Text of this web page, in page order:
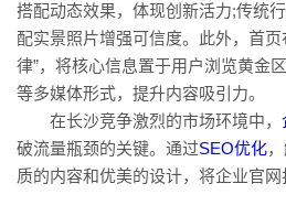
搭配动态效果，体现创新活力;传统
配实景照片增强可信度。此外，首
律”，将核心信息置于用户浏览黄金
等多媒体形式，提升内容吸引力。
在长沙竞争激烈的市场环境中，
破流量瓶颈的关键。通过SEO优化
质的内容和优美的设计，将企业官网